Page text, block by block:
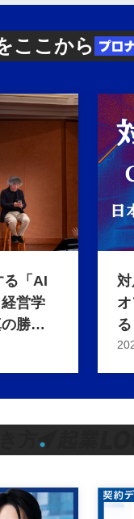
ここから
る「AI
営学
勝者